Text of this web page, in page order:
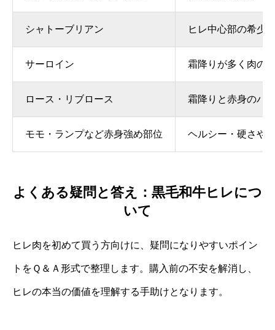
シャトーブリアン ヒレ中心部の希少
サーロイン 霜降りが多く肉の
ロース・リブロース 霜降りと赤身のバ
モモ・ランプなど赤身強め部位 ヘルシー・硬さや
よくある疑問と答え：黒毛和牛ヒレにつ
いて
ヒレ肉を初めて買う方向けに、疑問になりやすいポイン
トをＱ＆Ａ形式で整理します。購入前の不安を解消し、
ヒレの本当の価値を理解する手助けとなります。